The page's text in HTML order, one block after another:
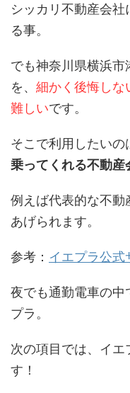
シッカリ不動産会
る事。
でも神奈川県横浜
を、 細かく後悔しな
難しいです。
そこで利用したいの
乗ってくれる不動産
例えば代表的な不
あげられます。
参考： イエプラ公式
夜でも通勤電車の中
プラ。
次の項目では、イエ
す！